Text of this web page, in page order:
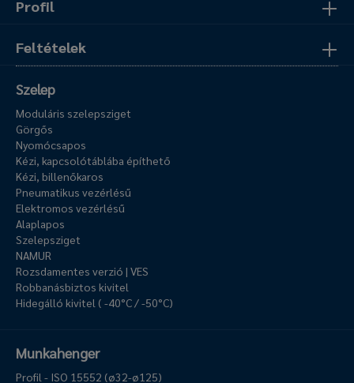
Profil
Feltételek
Szelep
Moduláris szelepsziget
Görgős
Nyomócsapos
Kézi, kapcsolótáblába építhető
Kézi, billenőkaros
Pneumatikus vezérlésű
Elektromos vezérlésű
Alaplapos
Szelepsziget
NAMUR
Rozsdamentes verzió | VES
Robbanásbiztos kivitel
Hidegálló kivitel ( -40°C / -50°C)
Munkahenger
Profil - ISO 15552 (ø32-ø125)